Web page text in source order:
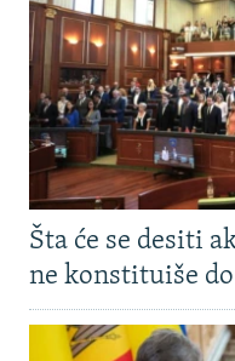
Šta će se desiti
ne konstituiše